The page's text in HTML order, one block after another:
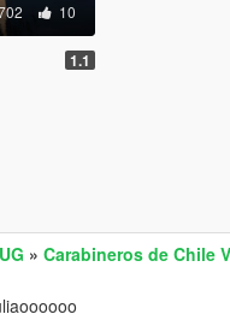
10
1.1
» Carabineros de Chile